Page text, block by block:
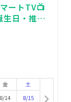
ートTV📺
日・推し
金
8/14
土
8/15